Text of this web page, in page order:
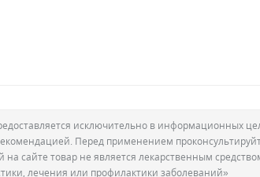
исключительно в информационных
Перед применением
сайте товар не является лекарственным
лечения или профилактики заболеваний»